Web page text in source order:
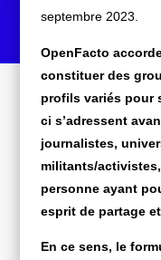
septembre 2023.
OpenFacto
constituer des
profils variés pour
ci s’adressent
journalistes,
militants/
personne ayant
esprit de partage
En ce sens, le